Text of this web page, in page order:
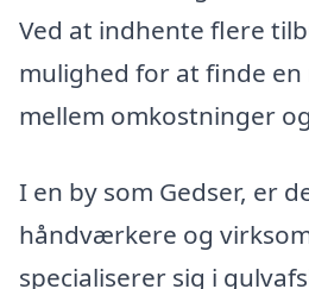
Ved at indhente flere
mulighed for at finde en
mellem omkostninger
I en by som Gedser, er
håndværkere og
specialiserer sig i